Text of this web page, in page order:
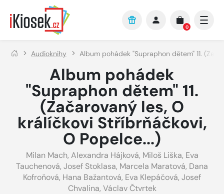
Přejít na hlavní obsah
0
Audioknihy Album pohádek "Supraphon dětem" 11.
Album pohádek
"Supraphon dětem" 11.
(Začarovaný les, O
králíčkovi Stříbrňáčkovi,
O Popelce...)
Milan Mach, Alexandra Hájková, Miloš Liška, Eva
Tauchenová, Josef Stoklasa, Marcela Maratová, Dana
Kofroňová, Hana Bažantová, Eva Klepáčová, Josef
Chvalina, Václav Čtvrtek